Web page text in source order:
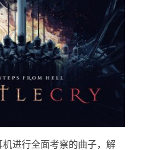
进行全面考察的曲子，解